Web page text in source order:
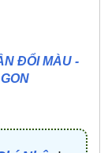
ĐỔI MÀU -